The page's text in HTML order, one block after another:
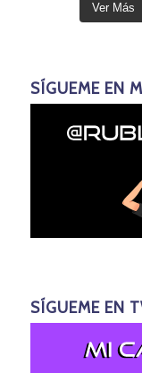
Ver Más
SÍGUEME EN
SÍGUEME EN